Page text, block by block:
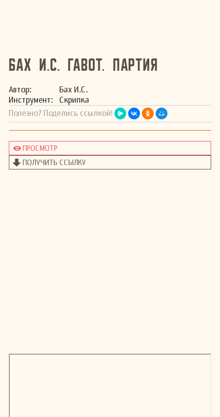
Бах И.С. Гавот. Партия
Автор:
Бах И.С.
Инстру­мент:
Скрипка
Полезно? Поделись ссылкой!
ПРОСМОТР
ПОЛУЧИТЬ ССЫЛКУ